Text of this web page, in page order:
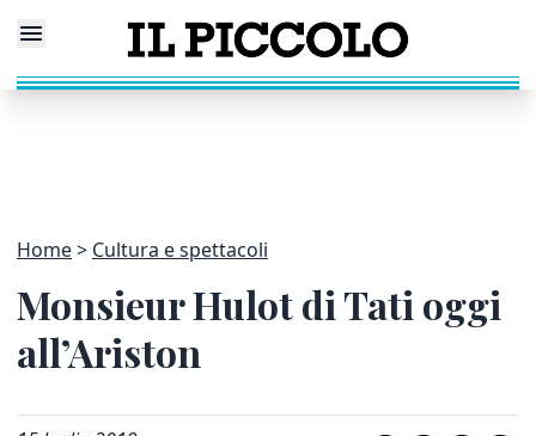
Home Cultura e spettacoli
Monsieur Hulot di Tati oggi
all’Ariston